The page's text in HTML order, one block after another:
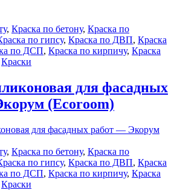
, Краска по бетону, Краска по
по гипсу, Краска по ДВП, Краска
по ДСП, Краска по кирпичу, Краска
Краски
для фасадных
(Ecoroom)
, Краска по бетону, Краска по
по гипсу, Краска по ДВП, Краска
по ДСП, Краска по кирпичу, Краска
Краски